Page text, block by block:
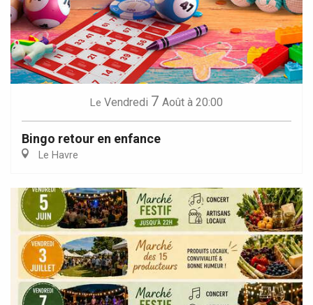
Le Vendredi 7 Août à 20:00
Bingo retour en enfance
Le Havre